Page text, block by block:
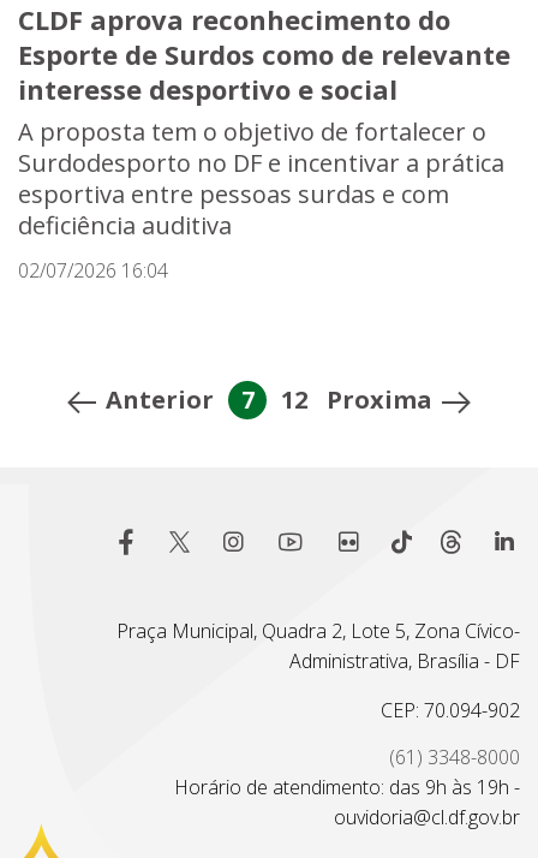
CLDF aprova reconhecimento do
Esporte de Surdos como de relevante
interesse desportivo e social
A proposta tem o objetivo de fortalecer o
Surdodesporto no DF e incentivar a prática
esportiva entre pessoas surdas e com
deficiência auditiva
02/07/2026 16:04
Anterior 7 12 Proxima
Praça Municipal, Quadra 2, Lote 5, Zona Cívico-
Administrativa, Brasília - DF
CEP: 70.094-902
(61) 3348-8000
Horário de atendimento: das 9h às 19h -
ouvidoria@cl.df.gov.br